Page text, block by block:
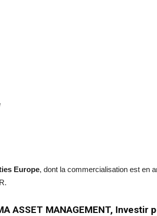
Europe, dont la commercialisation est en
ASSET MANAGEMENT, Investir